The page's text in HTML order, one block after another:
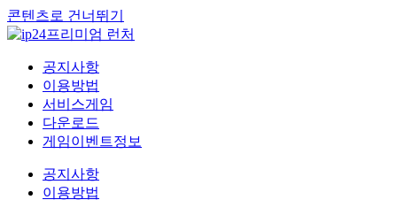
콘텐츠로 건너뛰기
공지사항
이용방법
서비스게임
다운로드
게임이벤트정보
공지사항
이용방법